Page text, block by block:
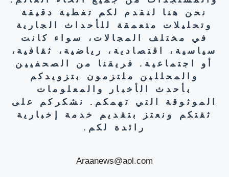
نحن هنا لنقدم لكم تغطية دقيقة
وتحليلات متعمقة للأحداث الجارية
في مختلف المجالات، سواء كانت
سياسية، اقتصادية، رياضية، ثقافية،
أو اجتماعية. فريقنا من الصحفيين
والمحللين ملتزمون بتزويدكم
بأحدث الأخبار والمعلومات
الموثوقة التي تهمكم. نشكركم على
ثقتكم ونعتز بتقديم خدمة إخبارية
رائدة لكم.
Araanews@aol.com